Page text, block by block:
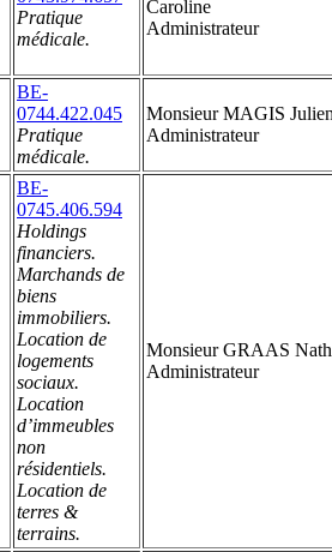
Pratique
médicale.
Caroline
Administrateur
BE-
0744.422.045
Pratique
médicale.
Monsieur MAGIS
Administrateur
BE-
0745.406.594
Holdings
financiers.
Marchands de
biens
immobiliers.
Location de
logements
sociaux.
Location
d’immeubles
non
résidentiels.
Location de
terres &
terrains.
Monsieur GRAAS
Administrateur